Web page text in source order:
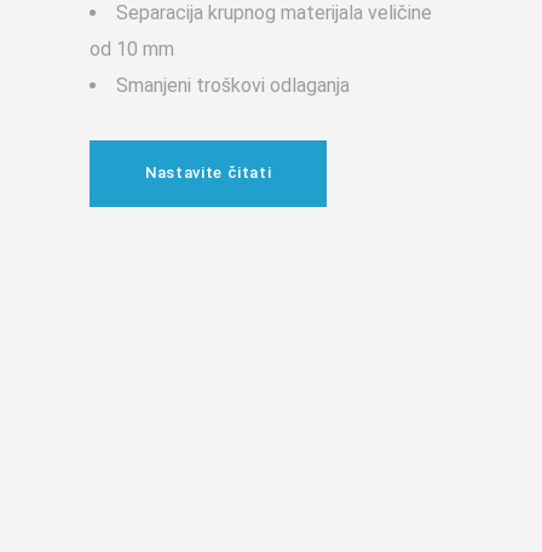
Separacija krupnog materijala veličine
od 10 mm
Smanjeni troškovi odlaganja
Nastavite čitati